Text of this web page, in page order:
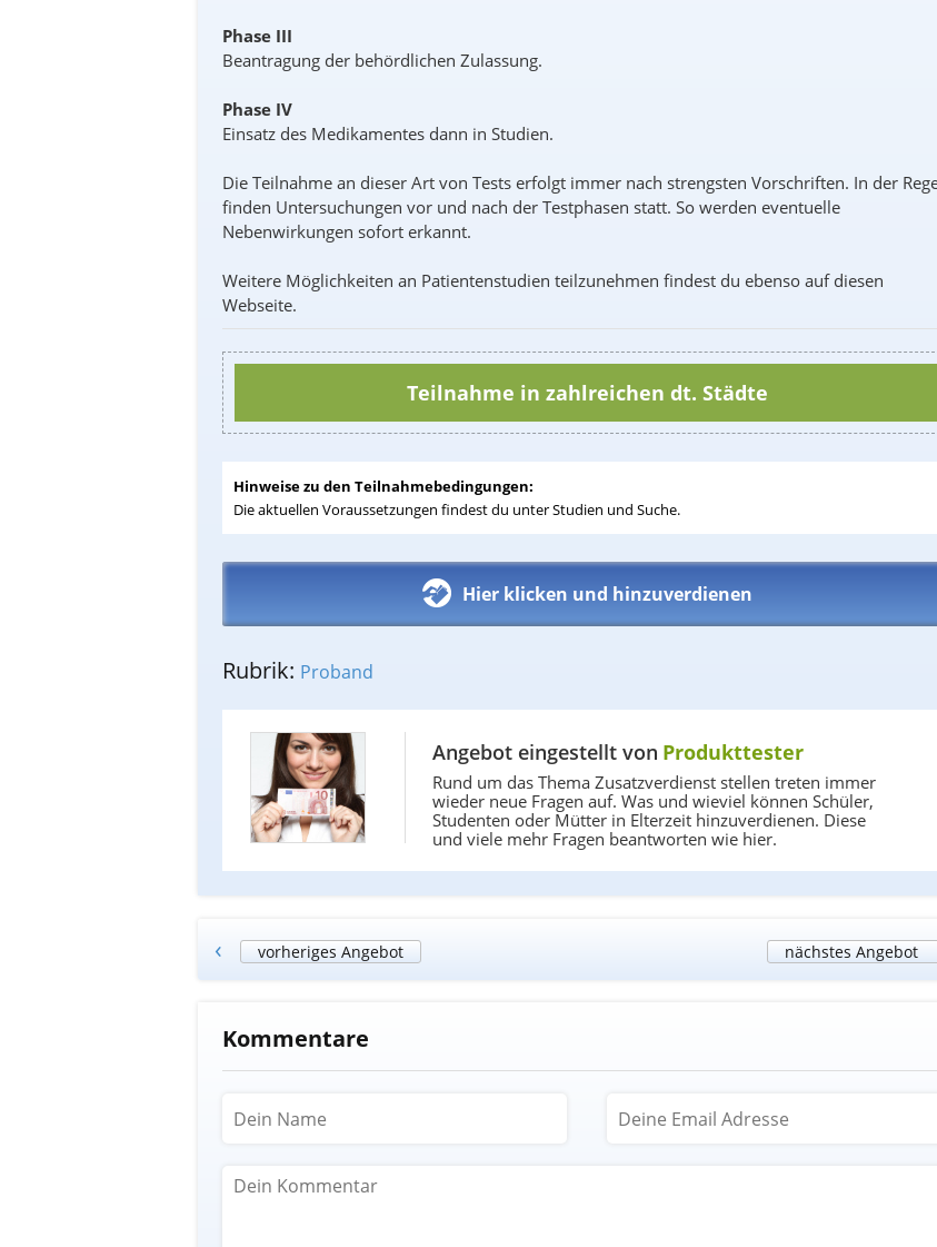
Phase III
Beantragung der behördlichen Zulassung.
Phase IV
Einsatz des Medikamentes dann in Studien.
Die Teilnahme an dieser Art von Tests erfolgt immer nach strengsten Vorschriften. In der
finden Untersuchungen vor und nach der Testphasen statt. So werden eventuelle
Nebenwirkungen sofort erkannt.
Weitere Möglichkeiten an Patientenstudien teilzunehmen findest du ebenso auf diesen
Webseite.
Teilnahme in zahlreichen dt. Städte
Hinweise zu den Teilnahmebedingungen:
Die aktuellen Voraussetzungen findest du unter Studien und Suche.
Hier klicken und hinzuverdienen
Rubrik: Proband
Angebot eingestellt von Produkttester
Rund um das Thema Zusatzverdienst stellen treten immer
wieder neue Fragen auf. Was und wieviel können Schüler,
Studenten oder Mütter in Elterzeit hinzuverdienen. Diese
und viele mehr Fragen beantworten wie hier.
‹ vorheriges Angebot nächstes Angebot
Kommentare